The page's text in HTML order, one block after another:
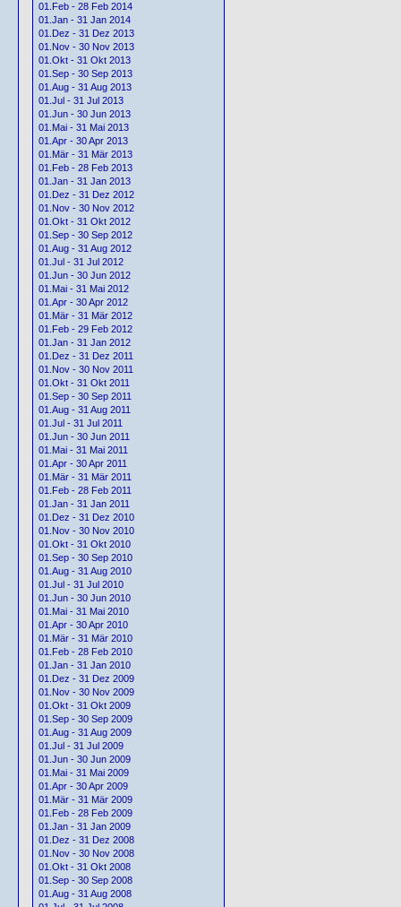
01.Feb - 28 Feb 2014
01.Jan - 31 Jan 2014
01.Dez - 31 Dez 2013
01.Nov - 30 Nov 2013
01.Okt - 31 Okt 2013
01.Sep - 30 Sep 2013
01.Aug - 31 Aug 2013
01.Jul - 31 Jul 2013
01.Jun - 30 Jun 2013
01.Mai - 31 Mai 2013
01.Apr - 30 Apr 2013
01.Mär - 31 Mär 2013
01.Feb - 28 Feb 2013
01.Jan - 31 Jan 2013
01.Dez - 31 Dez 2012
01.Nov - 30 Nov 2012
01.Okt - 31 Okt 2012
01.Sep - 30 Sep 2012
01.Aug - 31 Aug 2012
01.Jul - 31 Jul 2012
01.Jun - 30 Jun 2012
01.Mai - 31 Mai 2012
01.Apr - 30 Apr 2012
01.Mär - 31 Mär 2012
01.Feb - 29 Feb 2012
01.Jan - 31 Jan 2012
01.Dez - 31 Dez 2011
01.Nov - 30 Nov 2011
01.Okt - 31 Okt 2011
01.Sep - 30 Sep 2011
01.Aug - 31 Aug 2011
01.Jul - 31 Jul 2011
01.Jun - 30 Jun 2011
01.Mai - 31 Mai 2011
01.Apr - 30 Apr 2011
01.Mär - 31 Mär 2011
01.Feb - 28 Feb 2011
01.Jan - 31 Jan 2011
01.Dez - 31 Dez 2010
01.Nov - 30 Nov 2010
01.Okt - 31 Okt 2010
01.Sep - 30 Sep 2010
01.Aug - 31 Aug 2010
01.Jul - 31 Jul 2010
01.Jun - 30 Jun 2010
01.Mai - 31 Mai 2010
01.Apr - 30 Apr 2010
01.Mär - 31 Mär 2010
01.Feb - 28 Feb 2010
01.Jan - 31 Jan 2010
01.Dez - 31 Dez 2009
01.Nov - 30 Nov 2009
01.Okt - 31 Okt 2009
01.Sep - 30 Sep 2009
01.Aug - 31 Aug 2009
01.Jul - 31 Jul 2009
01.Jun - 30 Jun 2009
01.Mai - 31 Mai 2009
01.Apr - 30 Apr 2009
01.Mär - 31 Mär 2009
01.Feb - 28 Feb 2009
01.Jan - 31 Jan 2009
01.Dez - 31 Dez 2008
01.Nov - 30 Nov 2008
01.Okt - 31 Okt 2008
01.Sep - 30 Sep 2008
01.Aug - 31 Aug 2008